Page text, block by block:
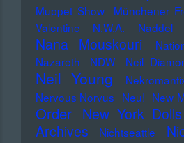
Muppet Show
Münchener
Valentine
N.W.A. Naddel
Nana Mouskouri
Nazareth
NDW Neil
Neil Young
Nervous Norvus Neu! New
Order New York Dolls
Archives
Nichtseattle